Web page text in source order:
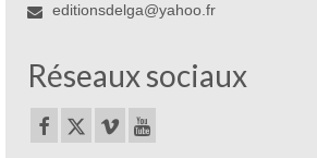
editionsdelga@yahoo.fr
Réseaux sociaux